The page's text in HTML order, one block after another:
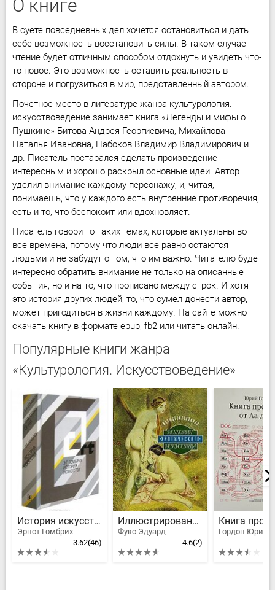
О книге
В суете повседневных дел хочется остановиться и дать
себе возможность восстановить силы. В таком случае
чтение будет отличным способом отдохнуть и увидеть что-
то новое. Это возможность оставить реальность в
стороне и погрузиться в мир, представленный автором.
Почетное место в литературе жанра культурология.
искусствоведение занимает книга «Легенды и мифы о
Пушкине» Битова Андрея Георгиевича, Михайлова
Наталья Ивановна, Набоков Владимир Владимирович и
др. Писатель постарался сделать произведение
интересным и хорошо раскрыл основные идеи. Автор
уделил внимание каждому персонажу, и, читая,
понимаешь, что у каждого есть внутренние противоречия,
есть и то, что беспокоит или вдохновляет.
Писатель говорит о таких темах, которые актуальны во
все времена, потому что люди все равно остаются
людьми и не забудут о том, что им важно. Читателю будет
интересно обратить внимание не только на описанные
события, но и на то, что прописано между строк. И хотя
это история других людей, то, что сумел донести автор,
может пригодиться в жизни каждому. На сайте можно
скачать книгу в формате epub, fb2 или читать онлайн.
Популярные книги жанра
«Культурология. Искусствоведение»
История искусства
Эрнст Гомбрих
3.62(46)
Иллюстрированная история эротического искусства
Фукс Эдуард
4.6(2)
Гордон Юрий